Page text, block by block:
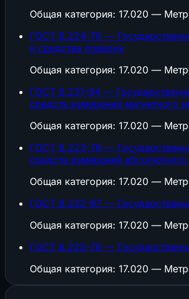
Общая категория: 17.020 —
ГОСТ 8.224-76 —
и средства поверки
Общая категория: 17.020 —
ГОСТ 8.231-84 —
средств измерений магнитного
Общая категория: 17.020 —
ГОСТ 8.223-76 —
средств измерений
Общая категория: 17.020 —
ГОСТ 8.232-97 —
Общая категория: 17.020 —
ГОСТ 8.220-76 —
Общая категория: 17.020 —